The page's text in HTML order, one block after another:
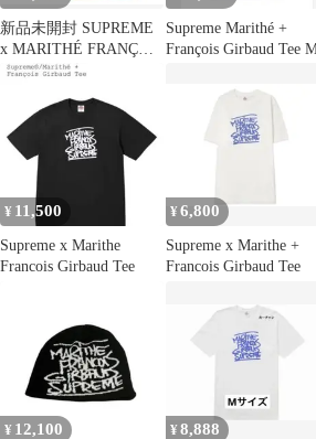
新品未開封 SUPREME
x MARITHÉ FRANÇOIS
GIRBAUD
Supreme Marithé +
François Girbaud Tee
¥ 11,500
Supreme x Marithe
Francois Girbaud Tee
¥6,800
Supreme x Marithe +
Francois Girbaud Tee
¥ 12,100 ¥8,888